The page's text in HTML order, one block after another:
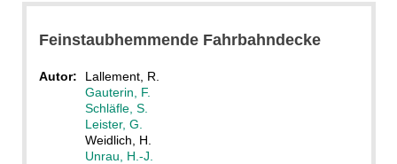
Feinstaubhemmende Fahrbahndecke
Autor:
Lallement, R.
Gauterin, F.
Schläfle, S.
Leister, G.
Weidlich, H.
Unrau, H.-J.